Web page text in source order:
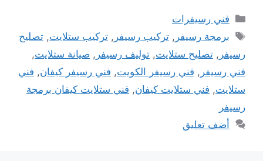
التصنيفات
فني رسيفرات
الوسوم
برمجة رسيفر ,تركيب رسيفر ,تركيب ستلايت,تصليح
رسيفر , تصليح ستلايت, توليف رسيفر , صيانة ستلايت,
فني رسيفر , فني رسيفر الكويت, فني رسيفر كيفان, فني
ستلايت, فني ستلايت كيفان, فني ستلايت كيفان برمجة
رسيفر
أضف تعليق